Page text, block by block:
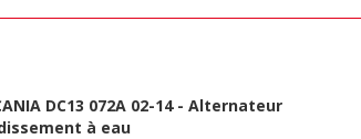
DC13 072A 02-14 - Alternateur
à eau